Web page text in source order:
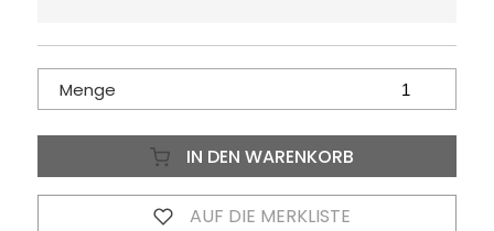
Menge
IN DEN WARENKORB
AUF DIE MERKLISTE